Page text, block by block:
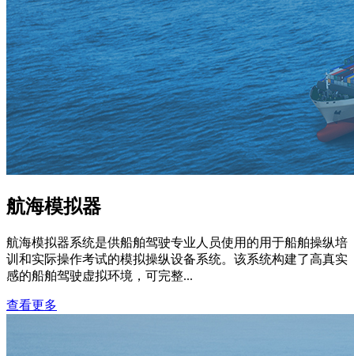
航海模拟器
航海模拟器系统是供船舶驾驶专业人员使用的用于船舶操纵培
训和实际操作考试的模拟操纵设备系统。该系统构建了高真实
感的船舶驾驶虚拟环境，可完整...
查看更多